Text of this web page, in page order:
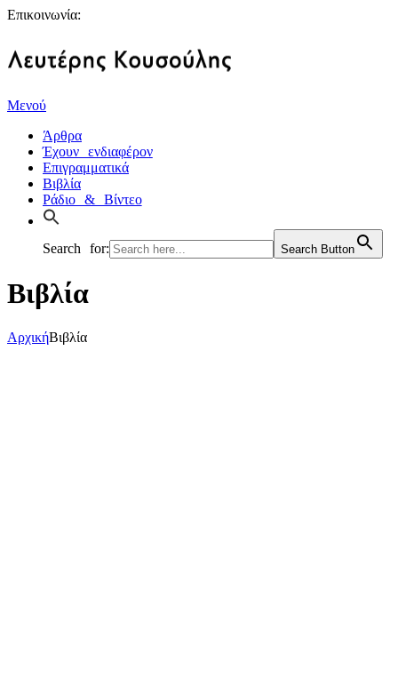
Επικοινωνία:
Μενού
Άρθρα
Έχουν ενδιαφέρον
Επιγραμματικά
Βιβλία
Ράδιο & Βίντεο
Search for: Search Button
Βιβλία
ΑρχικήΒιβλία